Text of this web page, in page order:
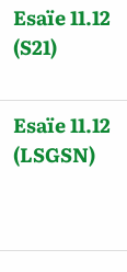
Esaïe 11.12
(S21)
Esaïe 11.12
(LSGSN)